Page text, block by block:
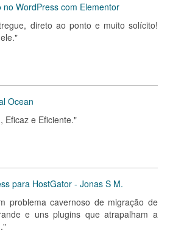
WordPress com Elementor
direto ao ponto e muito solícito!
Ocean
Eficaz e Eficiente."
para HostGator - Jonas S M.
problema cavernoso de migração de
e uns plugins que atrapalham a